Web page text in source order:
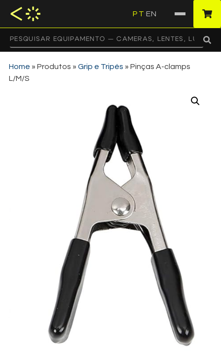
PT EN
Home » Produtos » Grip e Tripés » Pinças A-clamps
L/M/S